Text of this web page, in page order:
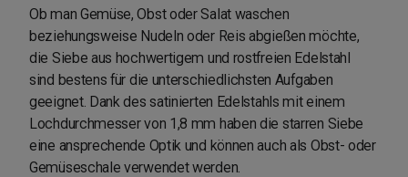
Ob man Gemüse, Obst oder Salat waschen
beziehungsweise Nudeln oder Reis abgießen möchte,
die Siebe aus hochwertigem und rostfreien Edelstahl
sind bestens für die unterschiedlichsten Aufgaben
geeignet. Dank des satinierten Edelstahls mit einem
Lochdurchmesser von 1,8 mm haben die starren Siebe
eine ansprechende Optik und können auch als Obst- oder
Gemüseschale verwendet werden.